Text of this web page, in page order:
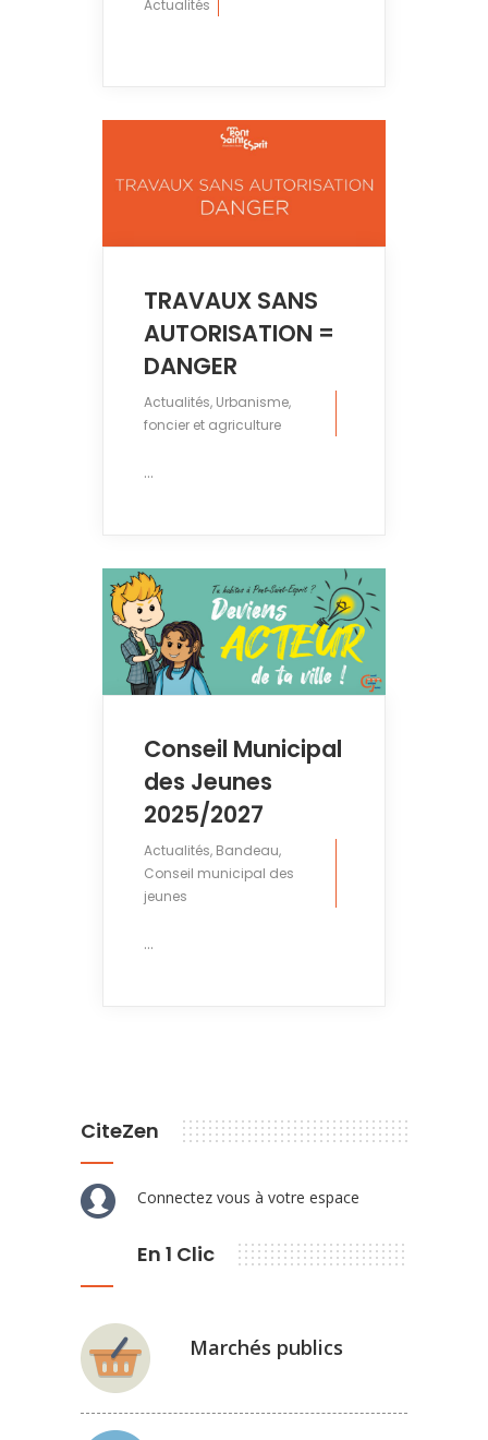
Actualités
TRAVAUX SANS
AUTORISATION =
DANGER
Actualités, Urbanisme,
foncier et agriculture
...
Conseil Municipal
des Jeunes
2025/2027
Actualités, Bandeau,
Conseil municipal des
jeunes
...
CiteZen
Connectez vous à votre espace
En 1 Clic
Marchés publics